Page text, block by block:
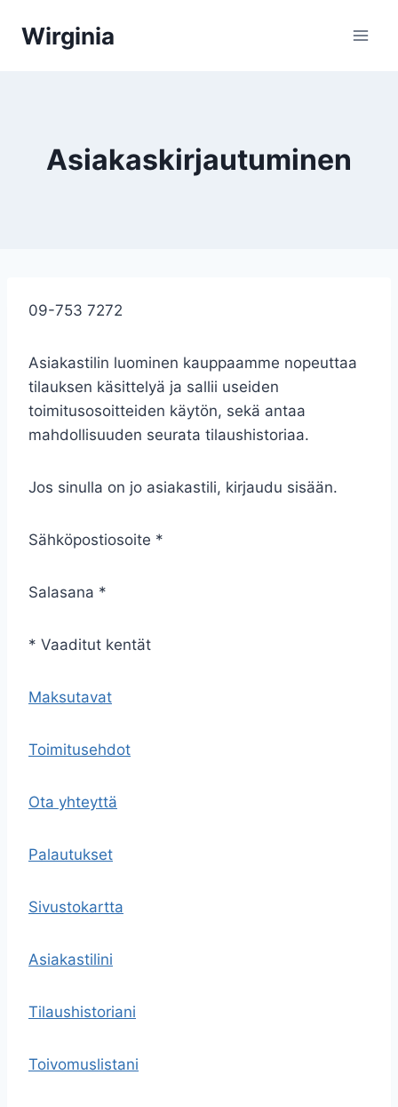
sisältöön
Wirginia
Asiakaskirjautuminen
09-753 7272
Asiakastilin luominen kauppaamme nopeuttaa
tilauksen käsittelyä ja sallii useiden
toimitusosoitteiden käytön, sekä antaa
mahdollisuuden seurata tilaushistoriaa.
Jos sinulla on jo asiakastili, kirjaudu sisään.
Sähköpostiosoite *
Salasana *
* Vaaditut kentät
Maksutavat
Toimitusehdot
Ota yhteyttä
Palautukset
Sivustokartta
Asiakastilini
Tilaushistoriani
Toivomuslistani